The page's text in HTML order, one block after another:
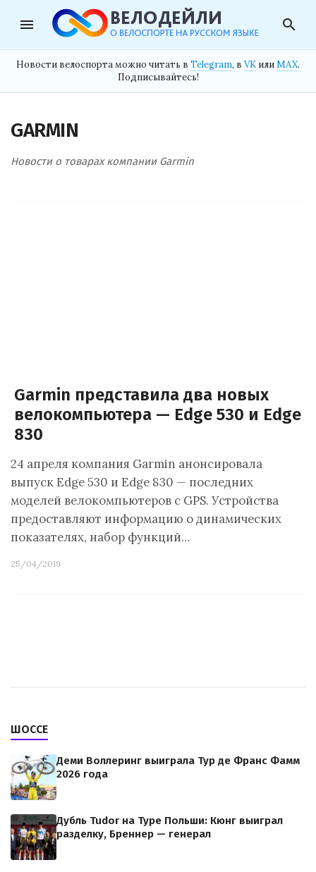
menu search
Новости велоспорта можно читать в Telegram, в VK илиMAX.
Подписывайтесь!
GARMIN
Новости о товарах компании Garmin
Garmin представила два новых
велокомпьютера — Edge 530 и Edge
830
24 апреля компания Garmin анонсировала
выпуск Edge 530 и Edge 830 — последних
моделей велокомпьютеров с GPS. Устройства
предоставляют информацию о динамических
показателях, набор функций…
25/04/2019
ШОССЕ
Деми Воллеринг выиграла Тур де Франс Фамм
2026 года
Дубль Tudor на Туре Польши: Кюнг выиграл
разделку, Бреннер — генерал